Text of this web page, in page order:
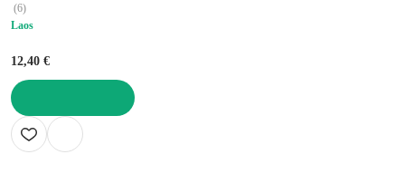
(6)
Laos
12,40 €
LISA OSTUKORVI